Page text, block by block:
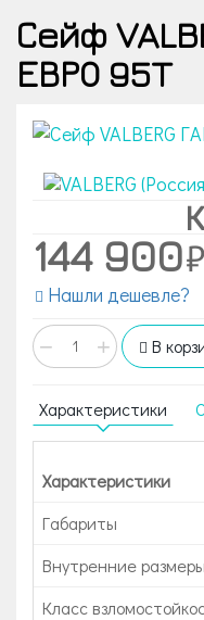
Сейф
ЕВРО 95T
144 900
Нашли дешевле?
− + В
Характеристики
Характеристики
Габариты
Внутренние размеры
Класс